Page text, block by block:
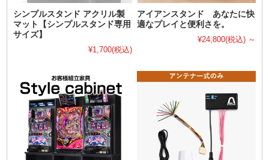
シンプルスタンド アクリル製
マット【シンプルスタンド専用
サイズ】
¥1,700(税込)
アイアンスタンド あなたに快
適なプレイと便利さを。
¥24,800(税込) ～